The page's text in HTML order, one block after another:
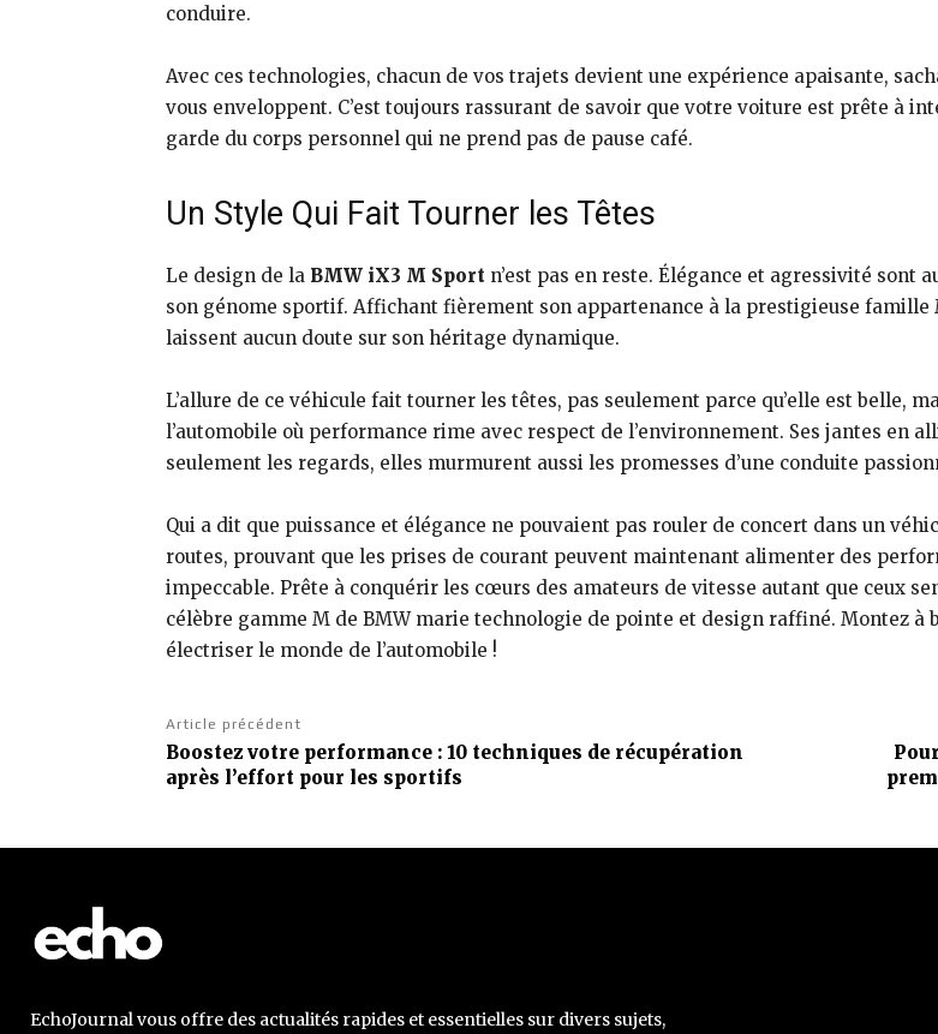
conduire.
Avec ces technologies, chacun de vos trajets devient une expérience apaisante,
vous enveloppent. C’est toujours rassurant de savoir que votre voiture est prête à
garde du corps personnel qui ne prend pas de pause café.
Un Style Qui Fait Tourner les Têtes
Le design de la BMW iX3 M Sport n’est pas en reste. Élégance et agressivité sont
son génome sportif. Affichant fièrement son appartenance à la prestigieuse
laissent aucun doute sur son héritage dynamique.
L’allure de ce véhicule fait tourner les têtes, pas seulement parce qu’elle est belle,
l’automobile où performance rime avec respect de l’environnement. Ses jantes en
seulement les regards, elles murmurent aussi les promesses d’une conduite
Qui a dit que puissance et élégance ne pouvaient pas rouler de concert dans un
routes, prouvant que les prises de courant peuvent maintenant alimenter des
impeccable. Prête à conquérir les cœurs des amateurs de vitesse autant que ceux
célèbre gamme M de BMW marie technologie de pointe et design raffiné. Montez
électriser le monde de l’automobile !
Article précédent
Boostez votre performance : 10 techniques de récupération
après l’effort pour les sportifs
EchoJournal vous offre des actualités rapides et essentielles sur divers sujets,